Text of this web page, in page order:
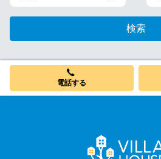
保険関係書類
検索
電話する